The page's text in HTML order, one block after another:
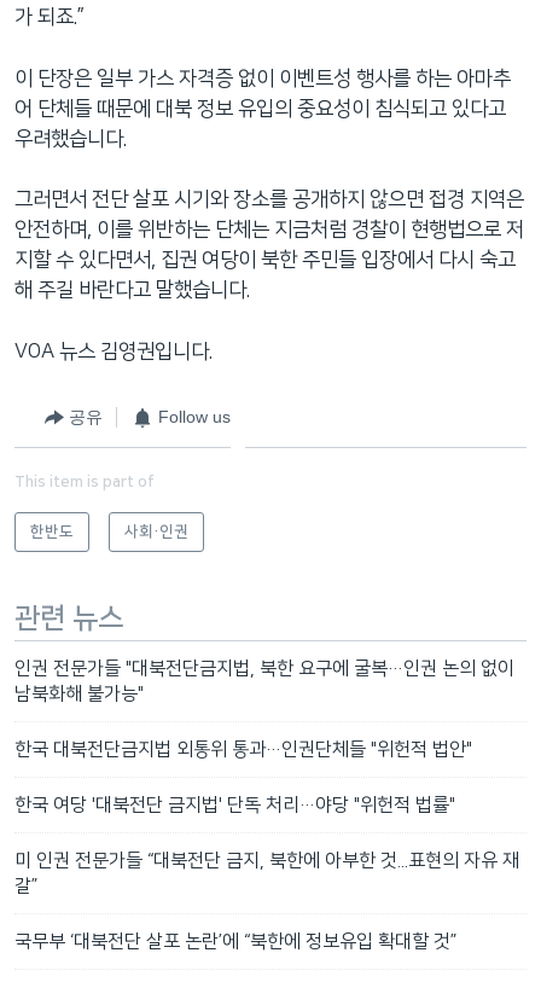
가 되죠.”
이 단장은 일부 가스 자격증 없이 이벤트성 행사를 하는 아마추
어 단체들 때문에 대북 정보 유입의 중요성이 침식되고 있다고
우려했습니다.
그러면서 전단 살포 시기와 장소를 공개하지 않으면 접경 지역은
안전하며, 이를 위반하는 단체는 지금처럼 경찰이 현행법으로 저
지할 수 있다면서, 집권 여당이 북한 주민들 입장에서 다시 숙고
해 주길 바란다고 말했습니다.
VOA 뉴스 김영권입니다.
공유 Follow us
This item is part of
한반도 사회·인권
관련 뉴스
인권 전문가들 "대북전단금지법, 북한 요구에 굴복…인권 논의 없이
남북화해 불가능"
한국 대북전단금지법 외통위 통과…인권단체들 "위헌적 법안"
한국 여당 '대북전단 금지법' 단독 처리…야당 "위헌적 법률"
미 인권 전문가들 “대북전단 금지, 북한에 아부한 것...표현의 자유 재
갈”
국무부 ‘대북전단 살포 논란’에 “북한에 정보유입 확대할 것”